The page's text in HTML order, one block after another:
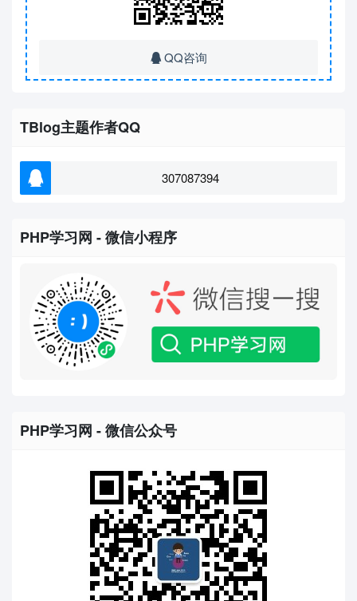
QQ咨询
TBlog主题作者QQ
307087394
PHP学习网 - 微信小程序
PHP学习网 - 微信公众号